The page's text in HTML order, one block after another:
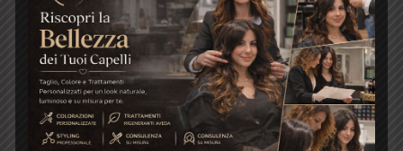
Protezione da sole, cloro e salsedine con prodotti
specifici
Idratazione costante: bere acqua e usare maschere
nutrienti